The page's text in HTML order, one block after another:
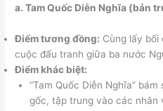
a. Tam Quốc Diễn Nghĩa (bản
Điểm tương đồng: Cùng lấy bối
cuộc đấu tranh giữa ba nước
Điểm khác biệt:
“Tam Quốc Diễn Nghĩa”
gốc, tập trung vào các nhân